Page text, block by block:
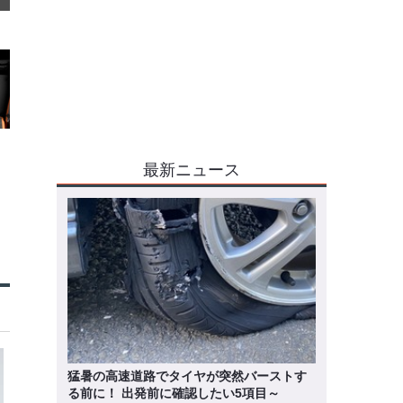
最新ニュース
猛暑の高速道路でタイヤが突然バーストす
る前に！ 出発前に確認したい5項目～